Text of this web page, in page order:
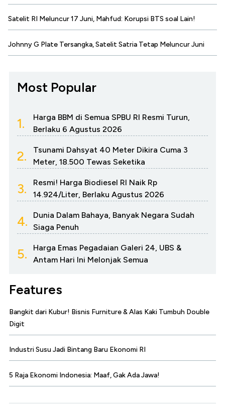
Satelit RI Meluncur 17 Juni, Mahfud: Korupsi BTS soal Lain!
Johnny G Plate Tersangka, Satelit Satria Tetap Meluncur Juni
Most Popular
1.
Harga BBM di Semua SPBU RI Resmi Turun,
Berlaku 6 Agustus 2026
2.
Tsunami Dahsyat 40 Meter Dikira Cuma 3
Meter, 18.500 Tewas Seketika
3.
Resmi! Harga Biodiesel RI Naik Rp
14.924/Liter, Berlaku Agustus 2026
4.
Dunia Dalam Bahaya, Banyak Negara Sudah
Siaga Penuh
5.
Harga Emas Pegadaian Galeri 24, UBS &
Antam Hari Ini Melonjak Semua
Features
Bangkit dari Kubur! Bisnis Furniture & Alas Kaki Tumbuh Double
Digit
Industri Susu Jadi Bintang Baru Ekonomi RI
5 Raja Ekonomi Indonesia: Maaf, Gak Ada Jawa!